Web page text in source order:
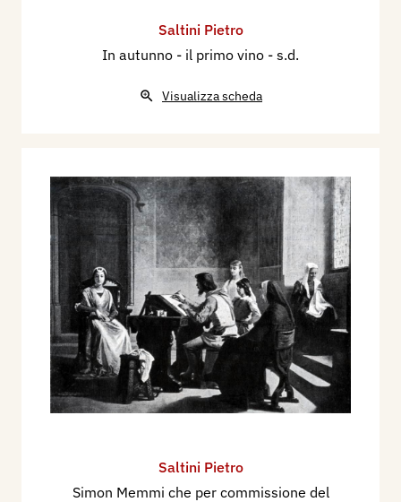
Saltini Pietro
In autunno - il primo vino - s.d.
Visualizza scheda
Saltini Pietro
Simon Memmi che per commissione del